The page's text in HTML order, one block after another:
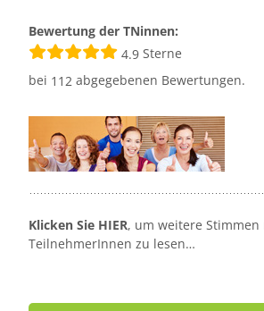
Bewertung der TNinnen:
4.9 Sterne
bei 112 abgegebenen Bewertungen.
Klicken Sie HIER, um weitere
TeilnehmerInnen zu lesen…